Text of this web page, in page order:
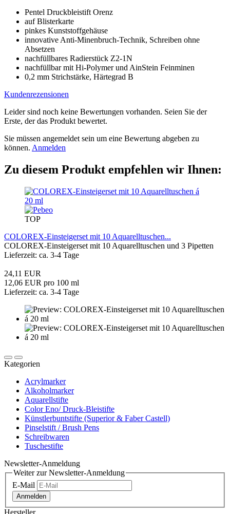
Pentel Druckbleistift Orenz
auf Blisterkarte
pinkes Kunststoffgehäuse
innovative Anti-Minenbruch-Technik, Schreiben ohne
Absetzen
nachfüllbares Radierstück Z2-1N
nachfüllbar mit Hi-Polymer und AinStein Feinminen
0,2 mm Strichstärke, Härtegrad B
Kundenrezensionen
Leider sind noch keine Bewertungen vorhanden. Seien Sie der
Erste, der das Produkt bewertet.
Sie müssen angemeldet sein um eine Bewertung abgeben zu
können. Anmelden
Zu diesem Produkt empfehlen wir Ihnen:
TOP
COLOREX-Einsteigerset mit 10 Aquarelltuschen...
COLOREX-Einsteigerset mit 10 Aquarelltuschen und 3 Pipetten
Lieferzeit: ca. 3-4 Tage
24,11 EUR
12,06 EUR pro 100 ml
Lieferzeit: ca. 3-4 Tage
Kategorien
Acrylmarker
Alkoholmarker
Aquarellstifte
Color Eno/ Druck-Bleistifte
Künstlerbuntstifte (Superior & Faber Castell)
Pinselstift / Brush Pens
Schreibwaren
Tuschestifte
Newsletter-Anmeldung
Weiter zur Newsletter-Anmeldung
E-Mail
Anmelden